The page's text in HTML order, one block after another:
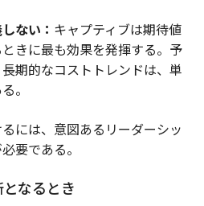
ない： キャプティブは期待値
きに最も効果を発揮する。予
期的なコストトレンドは、単
。
には、意図あるリーダーシッ
要である。
なるとき